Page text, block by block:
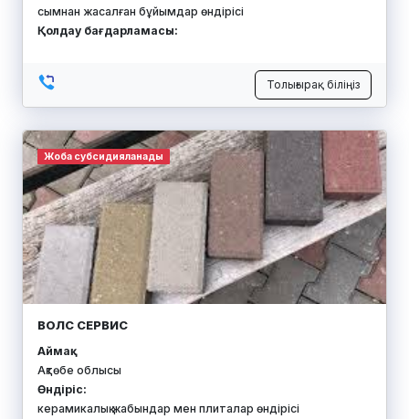
сымнан жасалған бұйымдар өндірісі
Қолдау бағдарламасы:
Толығырақ біліңіз
Жоба субсидияланады
ВОЛС СЕРВИС
Аймақ:
Ақтөбе облысы
Өндіріс:
керамикалық жабындар мен плиталар өндірісі